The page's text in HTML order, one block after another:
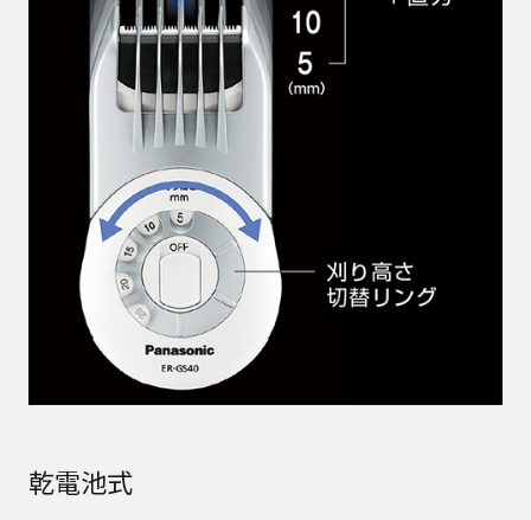
乾電池式